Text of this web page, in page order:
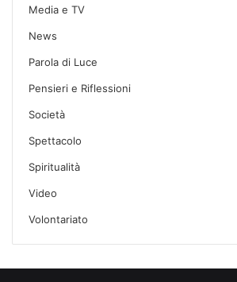
Media e TV
News
Parola di Luce
Pensieri e Riflessioni
Società
Spettacolo
Spiritualità
Video
Volontariato